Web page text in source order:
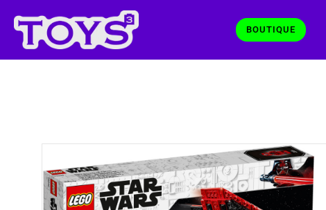
BOUTIQUE